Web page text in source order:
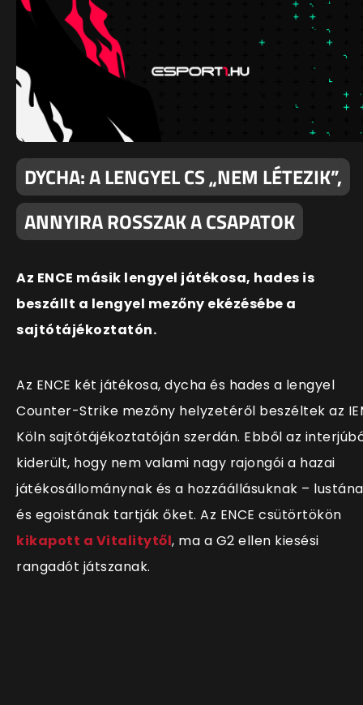
DYCHA: A LENGYEL CS „NEM LÉTEZIK”,
ANNYIRA ROSSZAK A CSAPATOK
Az ENCE másik lengyel játékosa, hades is
beszállt a lengyel mezőny ekézésébe a
sajtótájékoztatón.
Az ENCE két játékosa, dycha és hades a lengyel
Counter-Strike mezőny helyzetéről beszéltek az
Köln sajtótájékoztatóján szerdán. Ebből az
kiderült, hogy nem valami nagy rajongói a hazai
játékosállománynak és a hozzáállásuknak –
és egoistának tartják őket. Az ENCE csütörtökön
kikapott a Vitalitytől, ma a G2 ellen kiesési
rangadót játszanak.